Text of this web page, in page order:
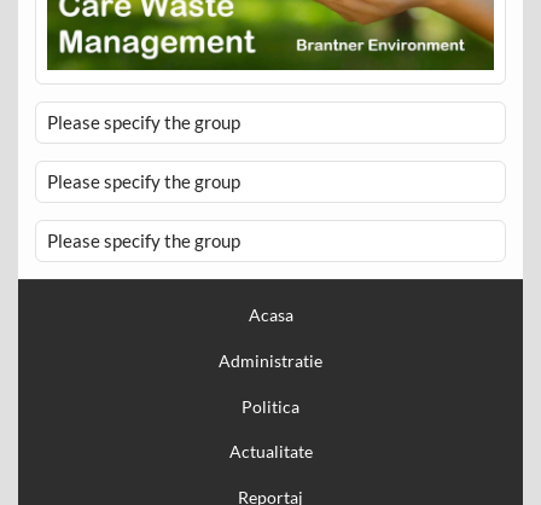
Please specify the group
Please specify the group
Please specify the group
Acasa
Administratie
Politica
Actualitate
Reportaj